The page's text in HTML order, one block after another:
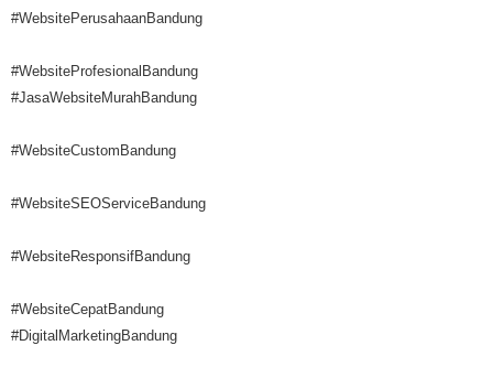
#WebsitePerusahaanBandung
#WebsiteProfesionalBandung
#JasaWebsiteMurahBandung
#WebsiteCustomBandung
#WebsiteSEOServiceBandung
#WebsiteResponsifBandung
#WebsiteCepatBandung
#DigitalMarketingBandung